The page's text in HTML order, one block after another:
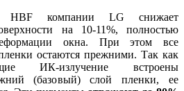
HBF компании LG снижает
на 10-11%, полностью
окна. При этом все
остаются прежними. Так как
ИК-излучение встроены
(базовый) слой пленки, ее